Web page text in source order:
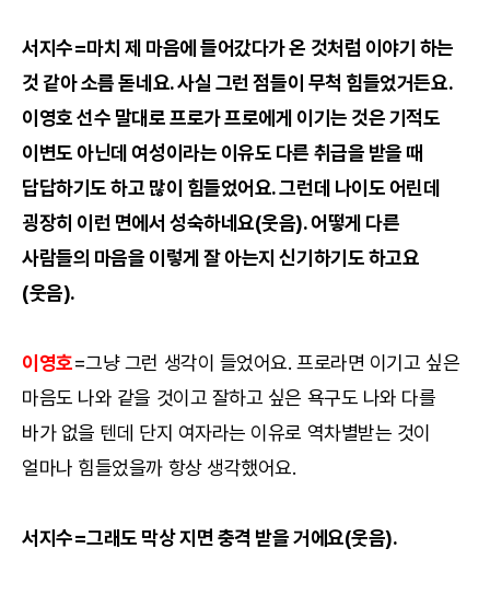
서지수=마치 제 마음에 들어갔다가 온 것처럼 이야기 하는
것 같아 소름 돋네요. 사실 그런 점들이 무척 힘들었거든요.
이영호 선수 말대로 프로가 프로에게 이기는 것은 기적도
이변도 아닌데 여성이라는 이유도 다른 취급을 받을 때
답답하기도 하고 많이 힘들었어요. 그런데 나이도 어린데
굉장히 이런 면에서 성숙하네요(웃음). 어떻게 다른
사람들의 마음을 이렇게 잘 아는지 신기하기도 하고요
(웃음).
이영호=그냥 그런 생각이 들었어요. 프로라면 이기고 싶은
마음도 나와 같을 것이고 잘하고 싶은 욕구도 나와 다를
바가 없을 텐데 단지 여자라는 이유로 역차별받는 것이
얼마나 힘들었을까 항상 생각했어요.
서지수=그래도 막상 지면 충격 받을 거에요(웃음).